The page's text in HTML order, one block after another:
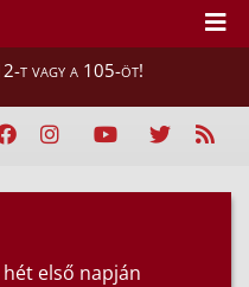
t vagy a 105-öt!
első napján